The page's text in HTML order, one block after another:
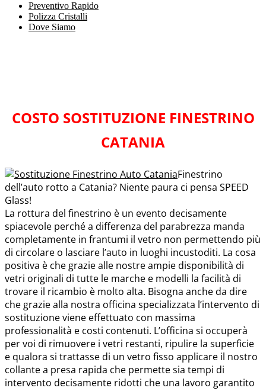
Preventivo Rapido
Polizza Cristalli
Dove Siamo
COSTO SOSTITUZIONE FINESTRINO
CATANIA
Finestrino
dell’auto rotto a Catania? Niente paura ci pensa SPEED
Glass!
La rottura del finestrino è un evento decisamente
spiacevole perché a differenza del parabrezza manda
completamente in frantumi il vetro non permettendo più
di circolare o lasciare l’auto in luoghi incustoditi. La cosa
positiva è che grazie alle nostre ampie disponibilità di
vetri originali di tutte le marche e modelli la facilità di
trovare il ricambio è molto alta. Bisogna anche da dire
che grazie alla nostra officina specializzata l’intervento di
sostituzione viene effettuato con massima
professionalità e costi contenuti. L’officina si occuperà
per voi di rimuovere i vetri restanti, ripulire la superficie
e qualora si trattasse di un vetro fisso applicare il nostro
collante a presa rapida che permette sia tempi di
intervento decisamente ridotti che una lavoro garantito